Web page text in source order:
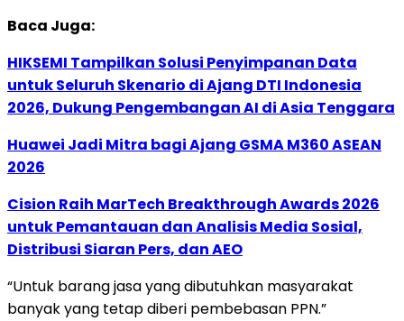
Baca Juga:
HIKSEMI Tampilkan Solusi Penyimpanan Data
untuk Seluruh Skenario di Ajang DTI Indonesia
2026, Dukung Pengembangan AI di Asia Tenggara
Huawei Jadi Mitra bagi Ajang GSMA M360 ASEAN
2026
Cision Raih MarTech Breakthrough Awards 2026
untuk Pemantauan dan Analisis Media Sosial,
Distribusi Siaran Pers, dan AEO
“Untuk barang jasa yang dibutuhkan masyarakat
banyak yang tetap diberi pembebasan PPN.”